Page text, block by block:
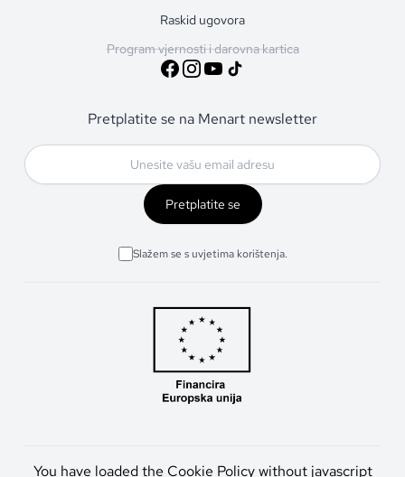
Raskid ugovora
Program vjernosti i darovna kartica
Pretplatite se na Menart newsletter
Pretplatite se
Slažem se s uvjetima korištenja.
You have loaded the Cookie Policy without javascript